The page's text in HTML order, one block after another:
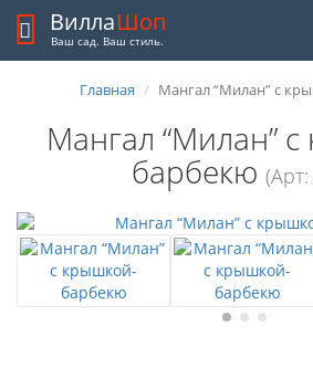
ВиллаШоп
Ваш сад. Ваш стиль.
Главная Мангал “Милан” с
Мангал “Милан”
барбекю